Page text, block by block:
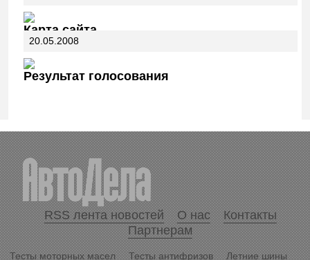
Карта сайта
20.05.2008
Результат голосования
RSS лента новостей О нас
Контакты
Партнерам
Тесты моторных масел Тесты антифризов Летние шины